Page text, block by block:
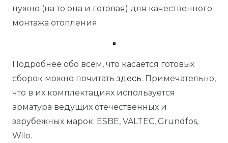
нужно (на то она и готовая) для качественного
монтажа отопления.
Подробнее обо всем, что касается готовых
сборок можно почитать здесь. Примечательно,
что в их комплектациях используется
арматура ведущих отечественных и
зарубежных марок: ESBE, VALTEC, Grundfos,
Wilo.